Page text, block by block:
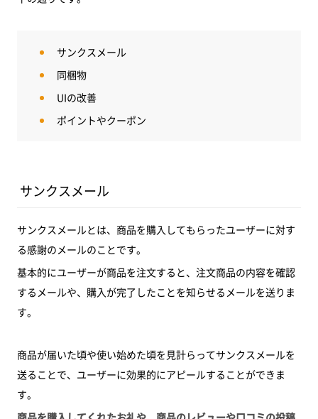
サンクスメール
同梱物
UIの改善
ポイントやクーポン
サンクスメール
サンクスメールとは、商品を購入してもらったユーザーに対す
る感謝のメールのことです。
基本的にユーザーが商品を注文すると、注文商品の内容を確認
するメールや、購入が完了したことを知らせるメールを送りま
す。
商品が届いた頃や使い始めた頃を見計らってサンクスメールを
送ることで、ユーザーに効果的にアピールすることができま
す。